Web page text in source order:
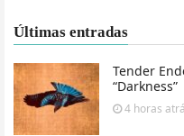
Últimas entradas
Tender
“Darkness”
4 horas